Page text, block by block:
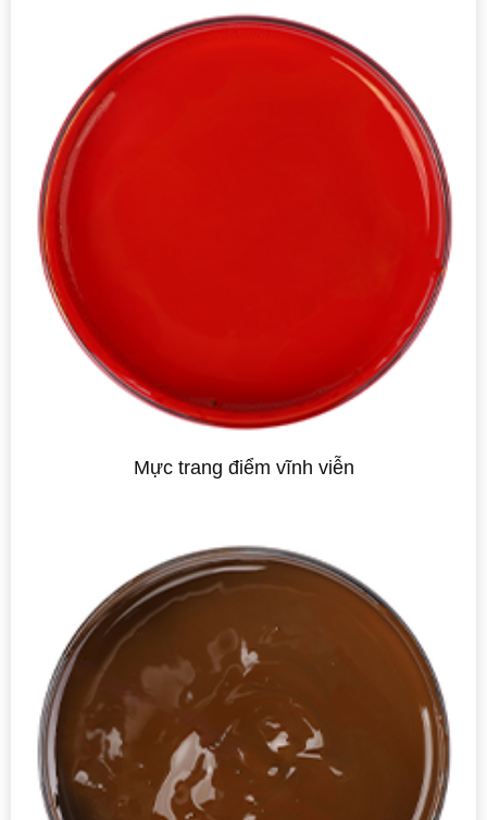
Mực trang điểm vĩnh viễn